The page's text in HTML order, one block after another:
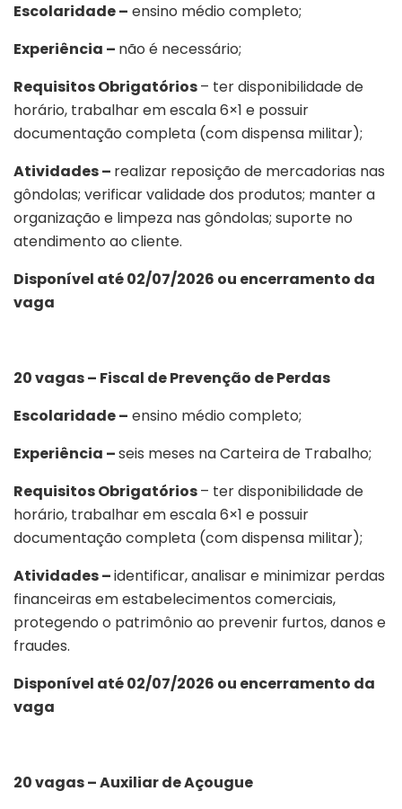
Escolaridade – ensino médio completo;
Experiência – não é necessário;
Requisitos Obrigatórios– ter disponibilidade de
horário, trabalhar em escala 6×1 e possuir
documentação completa (com dispensa militar);
Atividades – realizar reposição de mercadorias nas
gôndolas; verificar validade dos produtos; manter a
organização e limpeza nas gôndolas; suporte no
atendimento ao cliente.
Disponível até 02/07/2026 ou encerramento da
vaga
20 vagas – Fiscal de Prevenção de Perdas
Escolaridade – ensino médio completo;
Experiência –seis meses na Carteira de Trabalho;
Requisitos Obrigatórios– ter disponibilidade de
horário, trabalhar em escala 6×1 e possuir
documentação completa (com dispensa militar);
Atividades –identificar, analisar e minimizar perdas
financeiras em estabelecimentos comerciais,
protegendo o patrimônio ao prevenir furtos, danos e
fraudes.
Disponível até 02/07/2026 ou encerramento da
vaga
20 vagas – Auxiliar de Açougue